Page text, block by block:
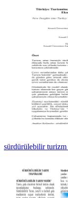
sürdürülebilir turizm